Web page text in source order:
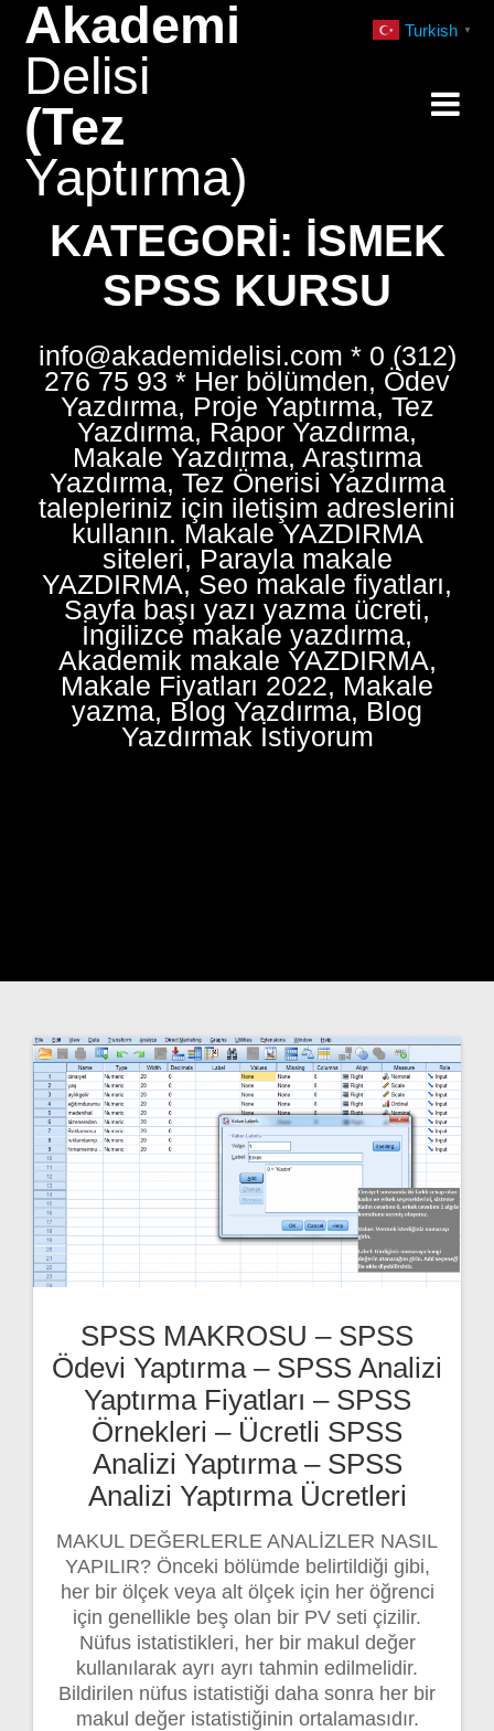
Akademi
Delisi
(Tez
Yaptırma)
KATEGORI: İSMEK
SPSS KURSU
info@akademidelisi.com * 0 (312)
276 75 93 * Her bölümden, Ödev
Yazdırma, Proje Yaptırma, Tez
Yazdırma, Rapor Yazdırma,
Makale Yazdırma, Araştırma
Yazdırma, Tez Önerisi Yazdırma
talepleriniz için iletişim adreslerini
kullanın. Makale YAZDIRMA
siteleri, Parayla makale
YAZDIRMA, Seo makale fiyatları,
Sayfa başı yazı yazma ücreti,
İngilizce makale yazdırma,
Akademik makale YAZDIRMA,
Makale Fiyatları 2022, Makale
yazma, Blog Yazdırma, Blog
Yazdırmak İstiyorum
SPSS MAKROSU – SPSS
Ödevi Yaptırma – SPSS Analizi
Yaptırma Fiyatları – SPSS
Örnekleri – Ücretli SPSS
Analizi Yaptırma – SPSS
Analizi Yaptırma Ücretleri
MAKUL DEĞERLERLE ANALİZLER NASIL
YAPILIR? Önceki bölümde belirtildiği gibi,
her bir ölçek veya alt ölçek için her öğrenci
için genellikle beş olan bir PV seti çizilir.
Nüfus istatistikleri, her bir makul değer
kullanılarak ayrı ayrı tahmin edilmelidir.
Bildirilen nüfus istatistiği daha sonra her bir
makul değer istatistiğinin ortalamasıdır.
Turkish ▼